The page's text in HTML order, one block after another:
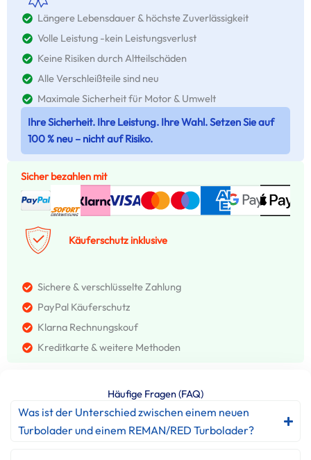
Längere Lebensdauer & höchste Zuverlässigkeit
Volle Leistung -kein Leistungsverlust
Keine Risiken durch Altteilschäden
Alle Verschleißteile sind neu
Maximale Sicherheit für Motor & Umwelt
Ihre Sicherheit. Ihre Leistung. Ihre Wahl. Setzen Sie auf
100 % neu – nicht auf Risiko.
Sicher bezahlen mit
Käuferschutz inklusive
Sichere & verschlüsselte Zahlung
PayPal Käuferschutz
Klarna Rechnungskouf
Kreditkarte & weitere Methoden
Häufige Fragen (FAQ)
Was ist der Unterschied zwischen einem neuen
Turbolader und einem REMAN/RED Turbolader?